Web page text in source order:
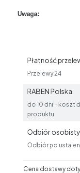
Uwaga:
Płatność
Przelewy 24
RABEN Polska
do 10 dni - koszt
produktu
Odbiór osobisty
Odbiór po
Cena dostawy